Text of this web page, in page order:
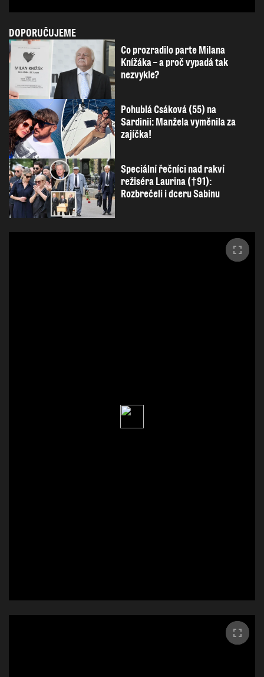
DOPORUČUJEME
Co prozradilo parte Milana
Knížáka – a proč vypadá tak
nezvykle?
Pohublá Csáková (55) na
Sardinii: Manžela vyměnila za
zajíčka!
Speciální řečníci nad rakví
režiséra Laurina (†91):
Rozbrečeli i dceru Sabinu